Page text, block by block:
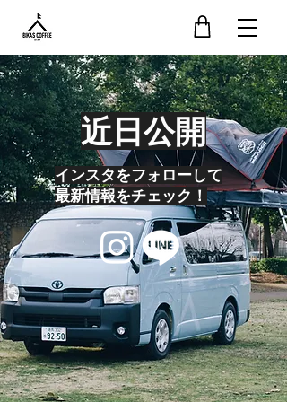
近日公開
インスタをフォローして
最新情報をチェック！